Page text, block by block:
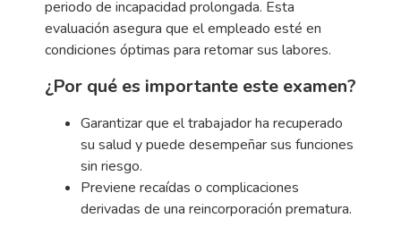
periodo de incapacidad prolongada. Esta
evaluación asegura que el empleado esté en
condiciones óptimas para retomar sus labores.
¿Por qué es importante este examen?
Garantizar que el trabajador ha recuperado
su salud y puede desempeñar sus funciones
sin riesgo.
Previene recaídas o complicaciones
derivadas de una reincorporación prematura.